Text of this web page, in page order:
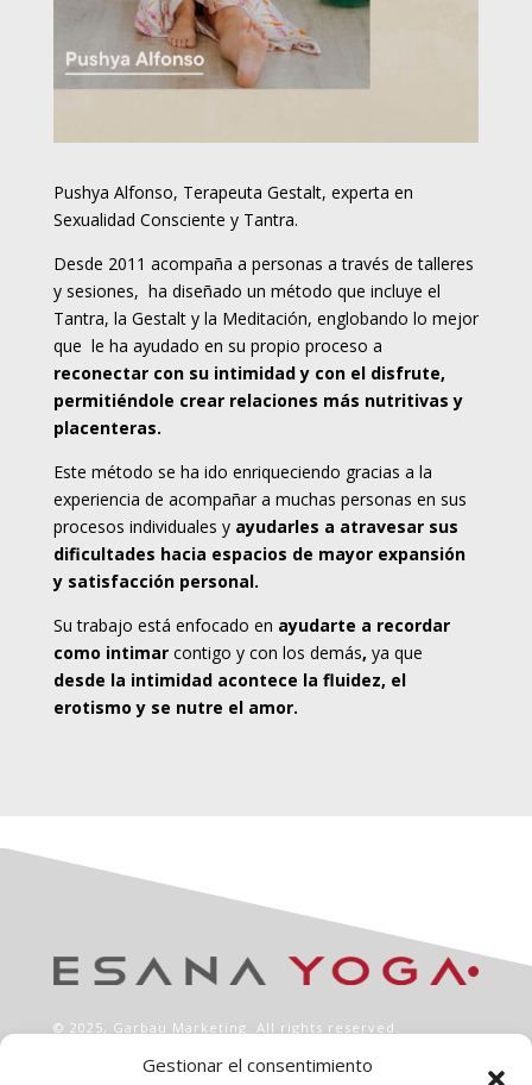
Gestionar el consentimiento
Pushya Alfonso, Terapeuta Gestalt, experta en
Sexualidad Consciente y Tantra.
Desde 2011 acompaña a personas a través de talleres
y sesiones, ha diseñado un método que incluye el
Tantra, la Gestalt y la Meditación, englobando lo mejor
que le ha ayudado en su propio proceso a
reconectar con su intimidad y con el disfrute,
permitiéndole crear relaciones más nutritivas y
placenteras.
Este método se ha ido enriqueciendo gracias a la
experiencia de acompañar a muchas personas en sus
procesos individuales y ayudarles a atravesar sus
dificultades hacia espacios de mayor expansión
y satisfacción personal.
Su trabajo está enfocado en ayudarte a recordar
como intimar contigo y con los demás, ya que
desde la intimidad acontece la fluidez, el
erotismo y se nutre el amor.
© 2025, Garbau Marketing. All rights reserved.